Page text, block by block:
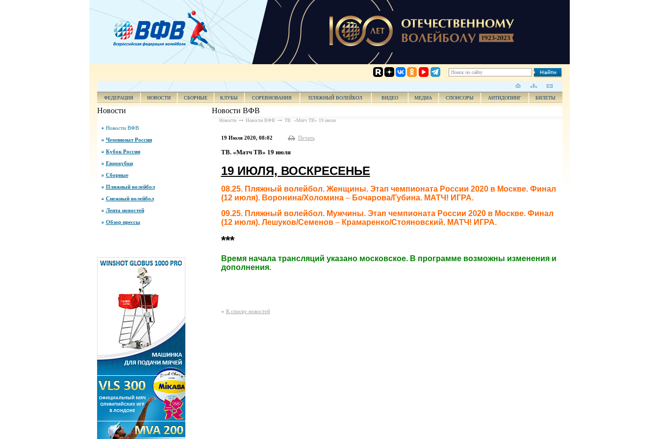
ФЕДЕРАЦИЯ НОВОСТИ СБОРНЫЕ КЛУБЫ СОРЕВНОВАНИЯ ПЛЯЖНЫЙ ВОЛЕЙБОЛ ВИДЕО МЕДИА СПОНСОРЫ АНТИДОПИНГ БИЛЕТЫ
Новости
Новости ВФВ
Чемпионат России
Кубок России
Еврокубки
Сборные
Пляжный волейбол
Снежный волейбол
Лента новостей
Обзор прессы
Новости ВФВ
Новости Новости ВФВ ТВ. «Матч ТВ» 19 июля
19 Июля 2020, 08:02 Печать
ТВ. «Матч ТВ» 19 июля
19 ИЮЛЯ, ВОСКРЕСЕНЬЕ
08.25. Пляжный волейбол. Женщины. Этап чемпионата России 2020 в Москве. Финал
(12 июля). Воронина/Холомина–Бочарова/Губина. МАТЧ! ИГРА.
09.25. Пляжный волейбол. Мужчины. Этап чемпионата России 2020 в Москве. Финал
(12 июля). Лешуков/Семенов–Крамаренко/Стояновский. МАТЧ! ИГРА.
***
Время начала трансляций указано московское. В программе возможны изменения и
дополнения.
К списку новостей